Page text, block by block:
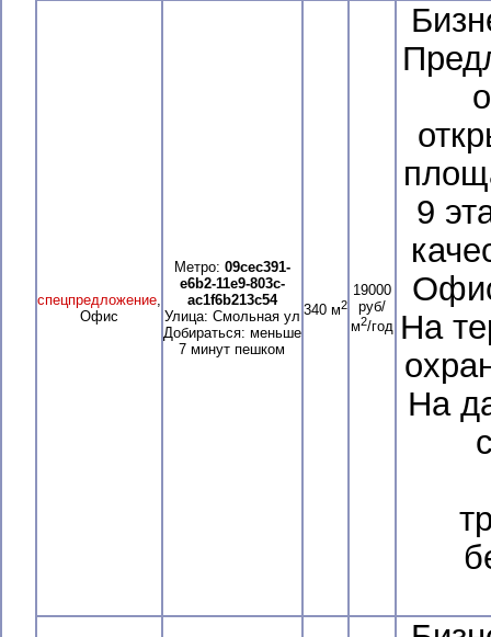
спецпредложение,
Офис
Метро: 09cec391-
e6b2-11e9-803c-
ac1f6b213c54
Улица: Смольная ул
Добираться: меньше
7 минут пешком
340 м2
19000
руб/
м2/год
9
На
На